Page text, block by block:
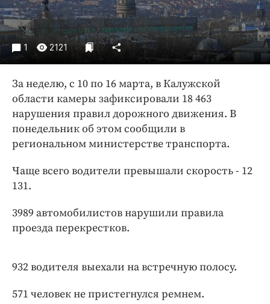
Праздники
Происшествия
Спорт
Экономика и бизнес
ПРОЕКТЫ
Блоги
Издания
Медиаперсона
Работодатель года
1 2121
За неделю, с 10 по 16 марта, в Калужской
области камеры зафиксировали 18 463
нарушения правил дорожного движения. В
понедельник об этом сообщили в
региональном министерстве транспорта.
Чаще всего водители превышали скорость - 12
131.
3989 автомобилистов нарушили правила
проезда перекрестков.
932 водителя выехали на встречную полосу.
571 человек не пристегнулся ремнем.